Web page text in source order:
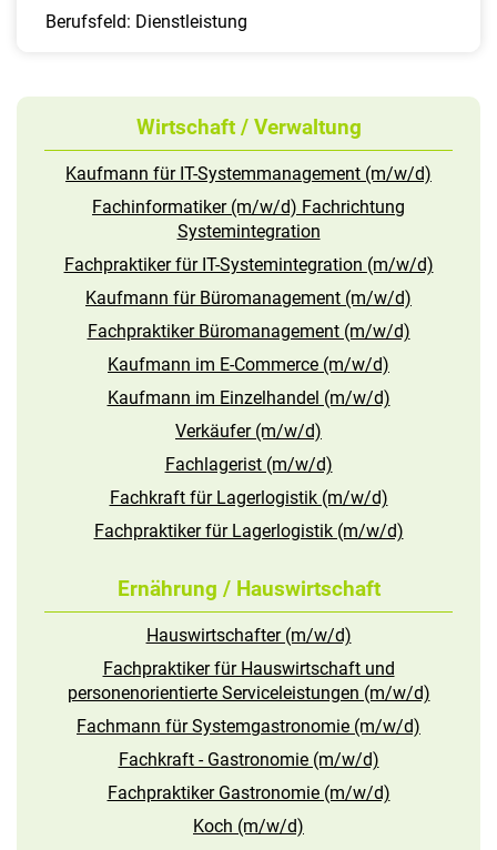
Berufsfeld: Dienstleistung
Wirtschaft / Verwaltung
Kaufmann für IT-Systemmanagement (m/w/d)
Fachinformatiker (m/w/d) Fachrichtung
Systemintegration
Fachpraktiker für IT-Systemintegration (m/w/d)
Kaufmann für Büromanagement (m/w/d)
Fachpraktiker Büromanagement (m/w/d)
Kaufmann im E-Commerce (m/w/d)
Kaufmann im Einzelhandel (m/w/d)
Verkäufer (m/w/d)
Fachlagerist (m/w/d)
Fachkraft für Lagerlogistik (m/w/d)
Fachpraktiker für Lagerlogistik (m/w/d)
Ernährung / Hauswirtschaft
Hauswirtschafter (m/w/d)
Fachpraktiker für Hauswirtschaft und
personenorientierte Serviceleistungen (m/w/d)
Fachmann für Systemgastronomie (m/w/d)
Fachkraft - Gastronomie (m/w/d)
Fachpraktiker Gastronomie (m/w/d)
Koch (m/w/d)